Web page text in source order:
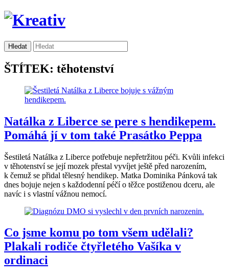
ŠTÍTEK: těhotenství
Natálka z Liberce se pere s hendikepem.
Pomáhá jí v tom také Prasátko Peppa
Šestiletá Natálka z Liberce potřebuje nepřetržitou péči. Kvůli infekci
v těhotenství se její mozek přestal vyvíjet ještě před narozením,
k čemuž se přidal tělesný hendikep. Matka Dominika Pánková tak
dnes bojuje nejen s každodenní péčí o těžce postiženou dceru, ale
navíc i s vlastní vážnou nemocí.
Co jsme komu po tom všem udělali?
Plakali rodiče čtyřletého Vašíka v
ordinaci